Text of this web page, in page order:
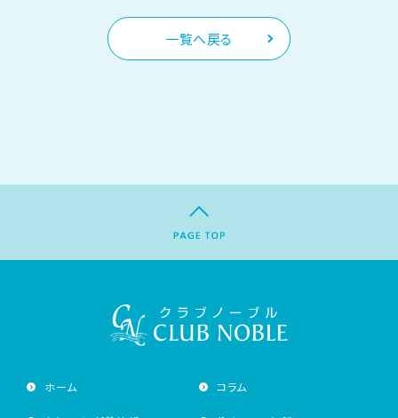
一覧へ戻る
ホーム コラム